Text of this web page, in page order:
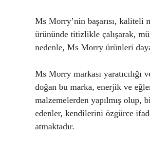
Ms Morry’nin başarısı, kaliteli
ürününde titizlikle çalışarak,
nedenle, Ms Morry ürünleri
Ms Morry markası
doğan bu marka, enerjik ve
malzemelerden yapılmış olup,
edenler, kendilerini özgürce
atmaktadır.